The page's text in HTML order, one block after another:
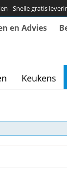
- Snelle gratis
en Advies
Keukens